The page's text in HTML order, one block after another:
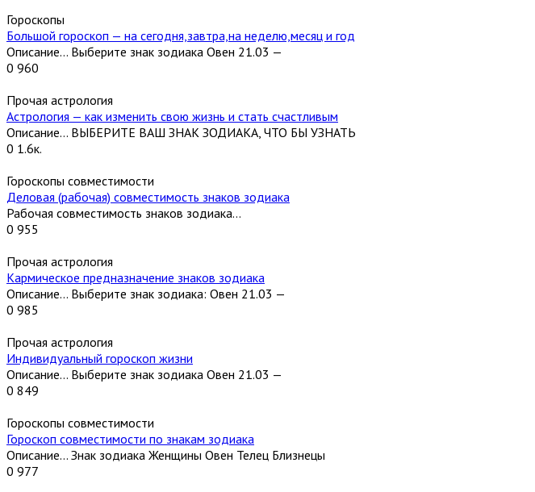
Гороскопы
Большой гороскоп — на сегодня,завтра,на неделю,месяц и год
Описание… Выберите знак зодиака Овен 21.03 —
0 960
Прочая астрология
Астрология — как изменить свою жизнь и стать счастливым
Описание… ВЫБЕРИТЕ ВАШ ЗНАК ЗОДИАКА, ЧТО БЫ УЗНАТЬ
0 1.6к.
Гороскопы совместимости
Деловая (рабочая) совместимость знаков зодиака
Рабочая совместимость знаков зодиака…
0 955
Прочая астрология
Кармическое предназначение знаков зодиака
Описание… Выберите знак зодиака: Овен 21.03 —
0 985
Прочая астрология
Индивидуальный гороскоп жизни
Описание… Выберите знак зодиака Овен 21.03 —
0 849
Гороскопы совместимости
Гороскоп совместимости по знакам зодиака
Описание… Знак зодиака Женщины Овен Телец Близнецы
0 977